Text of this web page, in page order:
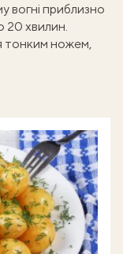
вогні приблизно
20 хвилин.
тонким ножем,